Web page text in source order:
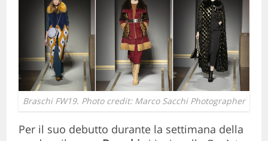
Braschi FW19. Photo credit: Marco Sacchi Photographer
Per il suo debutto durante la settimana della